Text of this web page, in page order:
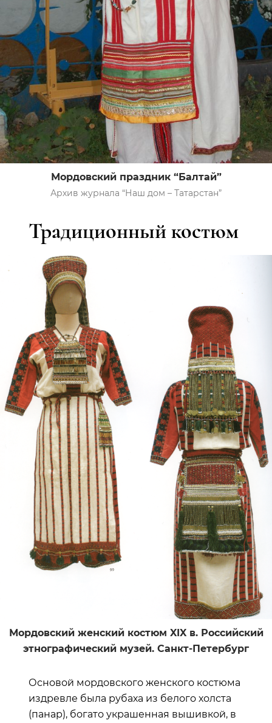
Мордовский праздник “Балтай”
Архив журнала “Наш дом – Татарстан”
Традиционный костюм
Мордовский женский костюм XIX в. Российский
этнографический музей. Санкт-Петербург
Основой мордовского женского костюма
издревле была рубаха из белого холста
(панар), богато украшенная вышивкой, в